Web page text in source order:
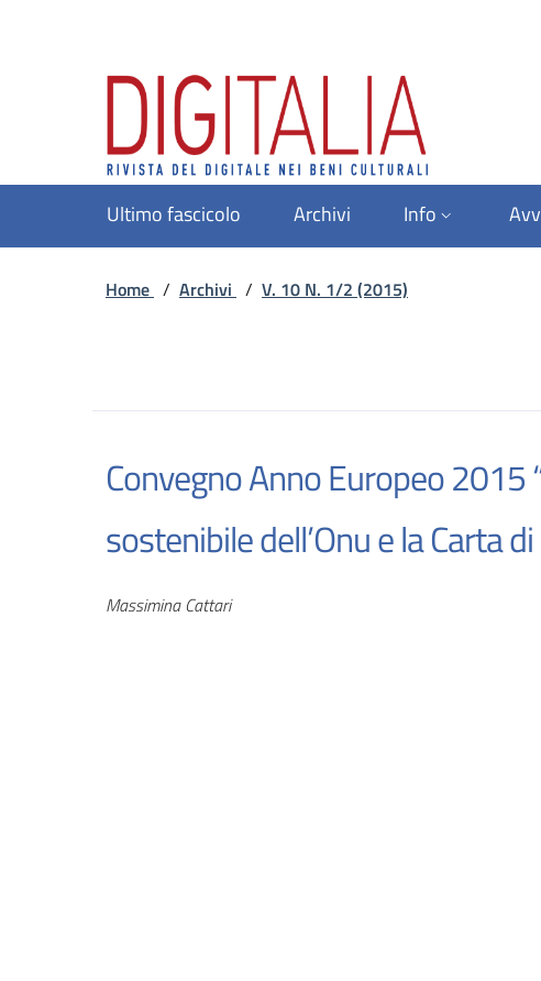
Ultimo fascicolo Archivi Info
Home / Archivi / V. 10 N. 1/2 (2015)
Convegno Anno Europeo 2015
sostenibile dell’Onu e la Carta
Autori
Massimina Cattari